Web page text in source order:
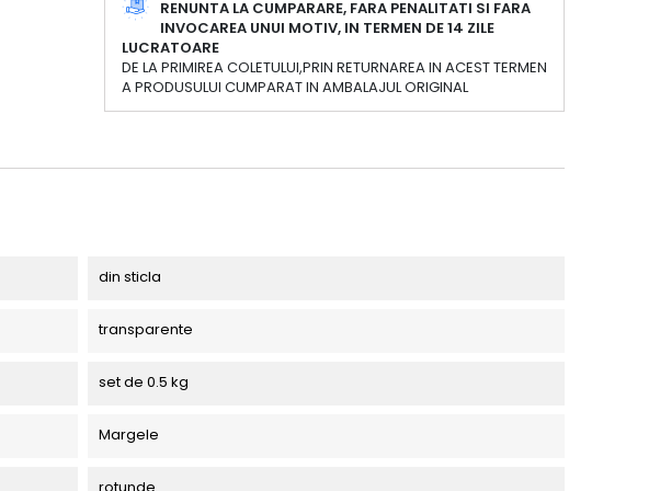
RENUNTA LA CUMPARARE, FARA PENALITATI SI FARA
INVOCAREA UNUI MOTIV, IN TERMEN DE 14 ZILE
LUCRATOARE
DE LA PRIMIREA COLETULUI,PRIN RETURNAREA IN ACEST TERMEN
A PRODUSULUI CUMPARAT IN AMBALAJUL ORIGINAL
din sticla
transparente
set de 0.5 kg
Margele